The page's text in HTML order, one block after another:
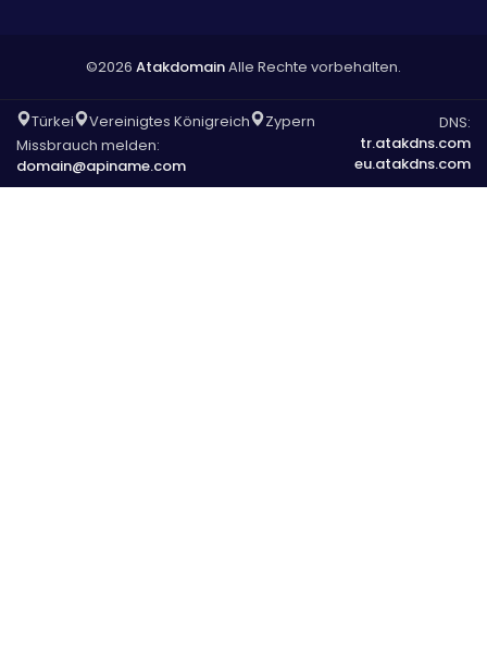
©2026 AtakdomainAlle Rechte vorbehalten.
Türkei Vereinigtes Königreich
Zypern
Missbrauch melden:
domain@apiname.com
DNS:
tr.atakdns.com
eu.atakdns.com